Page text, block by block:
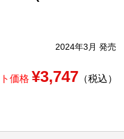
2024年3月 発売
価格 ¥3,747 （税込）